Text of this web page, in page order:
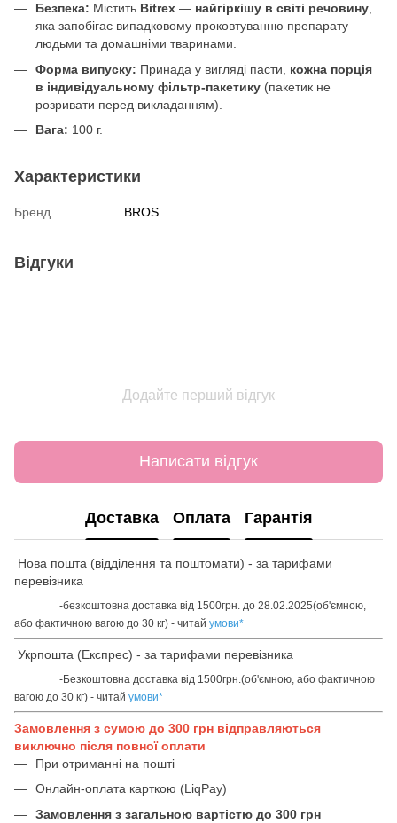
Безпека: Містить Bitrex — найгіркішу в світі речовину
яка запобігає випадковому проковтуванню препарату
людьми та домашніми тваринами.
Форма випуску: Принада у вигляді пасти, кожна порція
в індивідуальному фільтр-пакетику (пакетик не
розривати перед викладанням).
Вага: 100 г.
Характеристики
Бренд BROS
Відгуки
Додайте перший відгук
Написати відгук
Доставка Оплата Гарантія
Нова пошта (відділення та поштомати) - за тарифами
перевізника
-безкоштовна доставка від 1500грн. до 28.02.2025(об'ємною,
або фактичною вагою до 30 кг) - читай умови*
Укрпошта (Експрес) - за тарифами перевізника
-Безкоштовна доставка від 1500грн.(об'ємною, або фактичною
вагою до 30 кг) - читай умови*
Замовлення з сумою до 300 грн відправляються
виключно після повної оплати
При отриманні на пошті
Онлайн-оплата карткою (LiqPay)
Замовлення з загальною вартістю до 300 грн